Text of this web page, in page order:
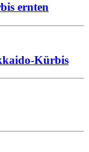
ernten
Kürbis